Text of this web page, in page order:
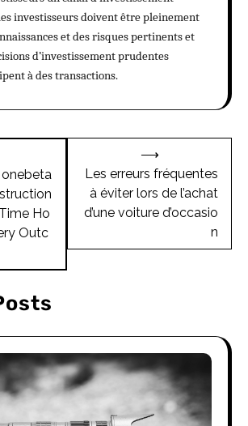
investisseurs doivent être pleinement
et des risques pertinents et
d’investissement prudentes
à des transactions.
Ho
Outc
Les erreurs fréquentes
à éviter lors de l’achat
d’une voiture d’occasio
n
⟶